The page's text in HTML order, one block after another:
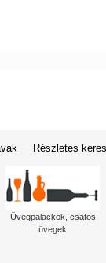
Részletes
Üvegpalackok, csatos
üvegek